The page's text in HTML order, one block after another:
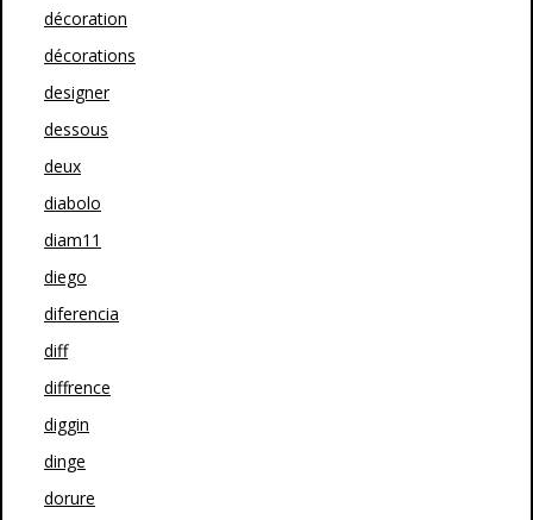
décoration
décorations
designer
dessous
deux
diabolo
diam11
diego
diferencia
diff
diffrence
diggin
dinge
dorure